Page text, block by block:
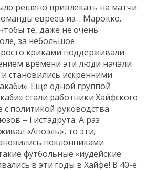
решено привлекать на матчи
евреев из… Марокко.
те, даже не очень
за небольшое
криками поддерживали
времени эти люди начали
становились искренними
Еще одной группой
стали работники Хайфского
с политикой руководства
– Гистадрута. А раз
«Апоэль», то эти,
поклонниками
футбольные «иудейские
в эти годы в Хайфе! В 40-е